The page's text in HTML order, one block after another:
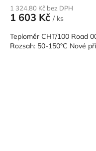
1 324,80 Kč bez DPH
1 603 Kč / ks
Teploměr CHT/100 Road
Rozsah: 50-150°C Nové